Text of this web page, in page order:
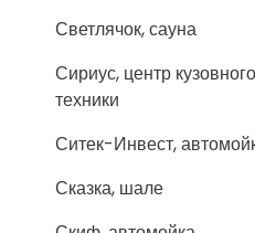
Светлячок, сауна
Сириус, центр
техники
Ситек-Инвест,
Сказка, шале